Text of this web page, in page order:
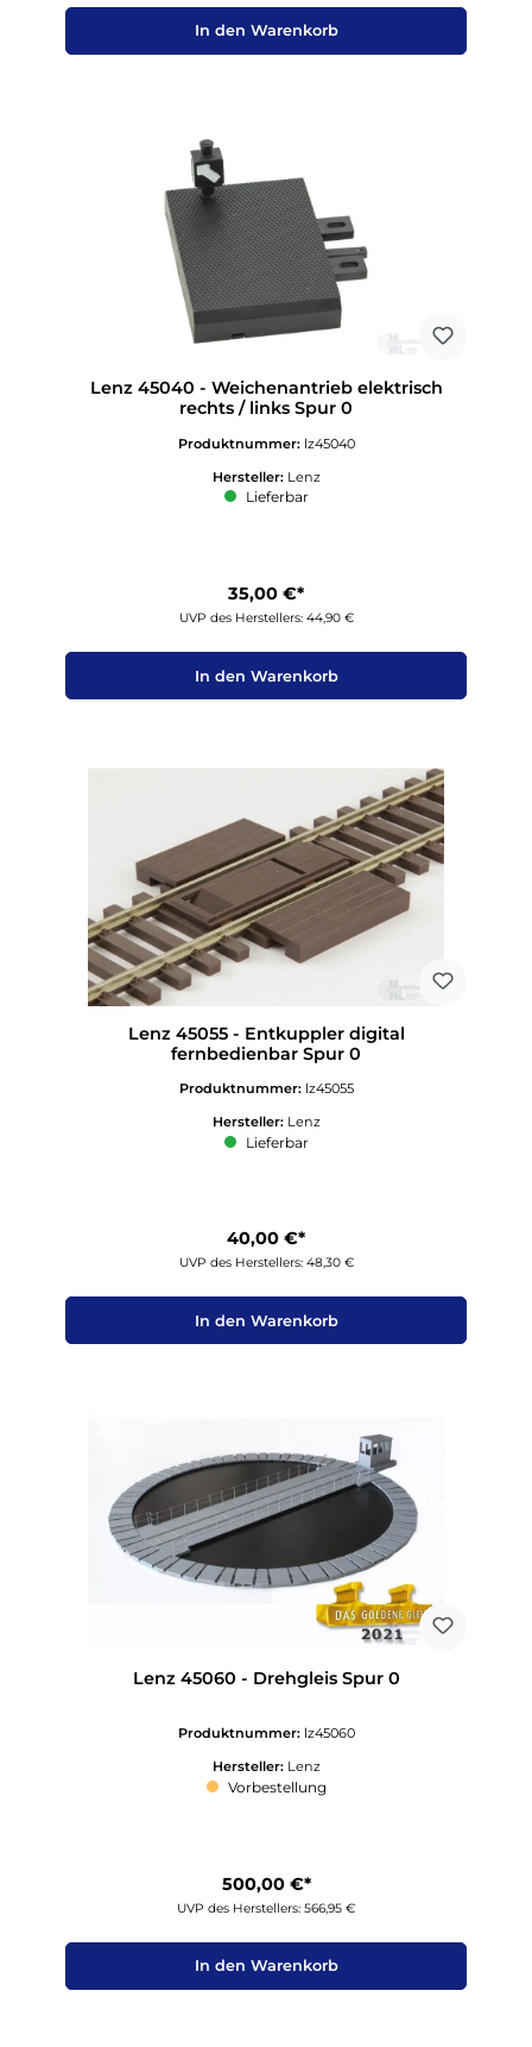
In den Warenkorb
Lenz 45040 - Weichenantrieb elektrisch
rechts / links Spur 0
Produktnummer: lz45040
Hersteller: Lenz
Lieferbar
35,00 €*
UVP des Herstellers: 44,90 €
In den Warenkorb
Lenz 45055 - Entkuppler digital
fernbedienbar Spur 0
Produktnummer: lz45055
Hersteller: Lenz
Lieferbar
40,00 €*
UVP des Herstellers: 48,30 €
In den Warenkorb
Lenz 45060 - Drehgleis Spur 0
Produktnummer: lz45060
Hersteller: Lenz
Vorbestellung
500,00 €*
UVP des Herstellers: 566,95 €
In den Warenkorb